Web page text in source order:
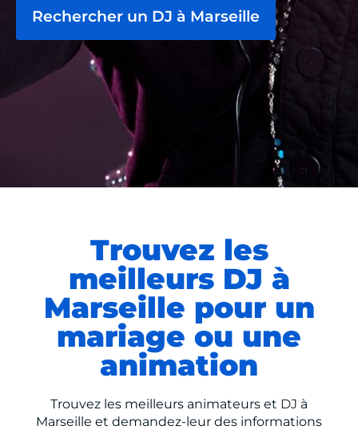
Rechercher un DJ à Marseille
Trouvez les
meilleurs DJ à
Marseille pour un
mariage ou une
animation
Trouvez les meilleurs animateurs et DJ à
Marseille et demandez-leur des informations